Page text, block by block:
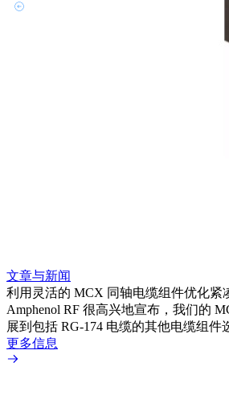
文章与新闻
利用灵活的 MCX 同轴电缆组件优化紧
Amphenol RF 很高兴地宣布，我们的
展到包括 RG-174 电缆的其他电缆组件
更多信息